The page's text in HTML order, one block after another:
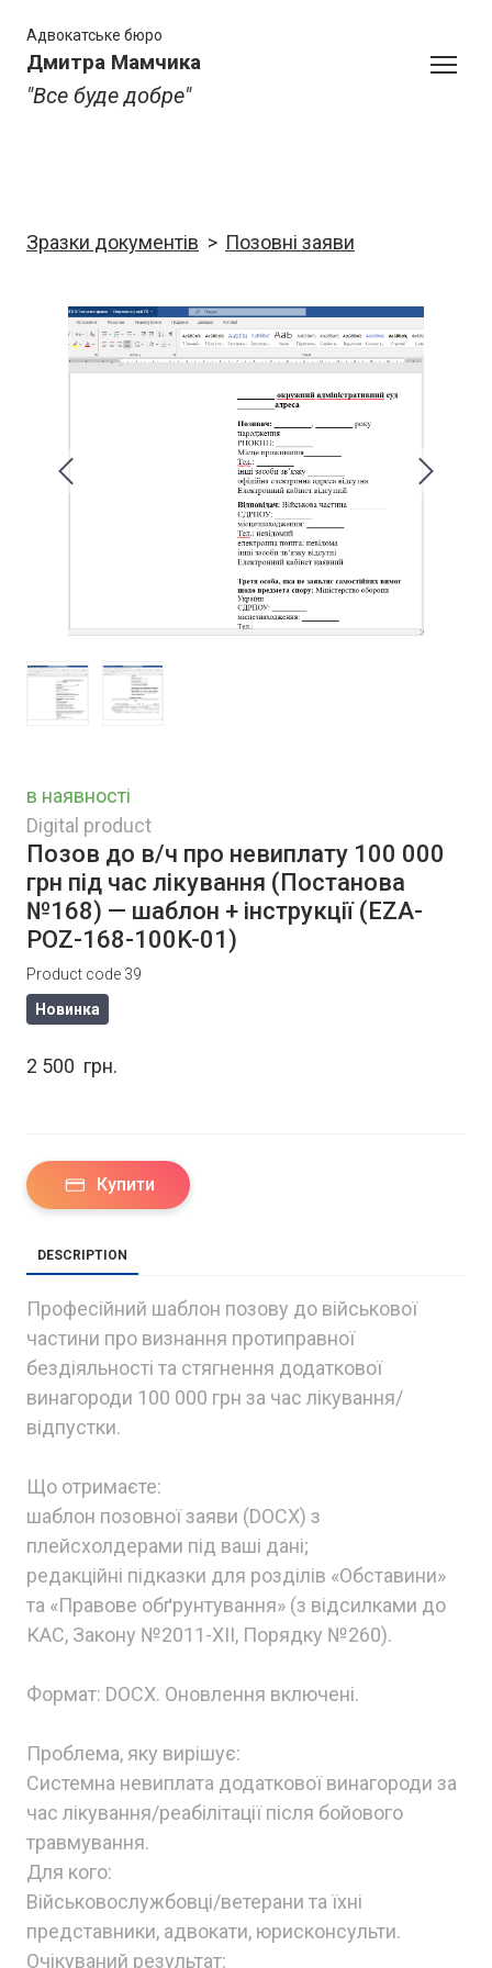
Адвокатське бюро
Дмитра Мамчика
"Все буде добре"
Зразки документів Позовні заяви
в наявності
Digital product
Позов до в/ч про невиплату 100 000
грн під час лікування (Постанова
№168) — шаблон + інструкції(EZA-
POZ-168-100K-01)
Product code 39
Новинка
2 500  грн.
Купити
DESCRIPTION
Професійний шаблон позову до військової
частини про визнання протиправної
бездіяльності та стягнення додаткової
винагороди 100 000 грн за час лікування/
відпустки.
Що отримаєте:
шаблон позовної заяви (DOCX) з
плейсхолдерами під ваші дані;
редакційні підказки для розділів «Обставини»
та «Правове обґрунтування» (з відсилками до
КАС, Закону №2011-ХІІ, Порядку №260).
Формат: DOCX. Оновлення включені.
Проблема, яку вирішує:
Системна невиплата додаткової винагороди за
час лікування/реабілітації після бойового
травмування.
Для кого:
Військовослужбовці/ветерани та їхні
представники, адвокати, юрисконсульти.
Очікуваний результат: